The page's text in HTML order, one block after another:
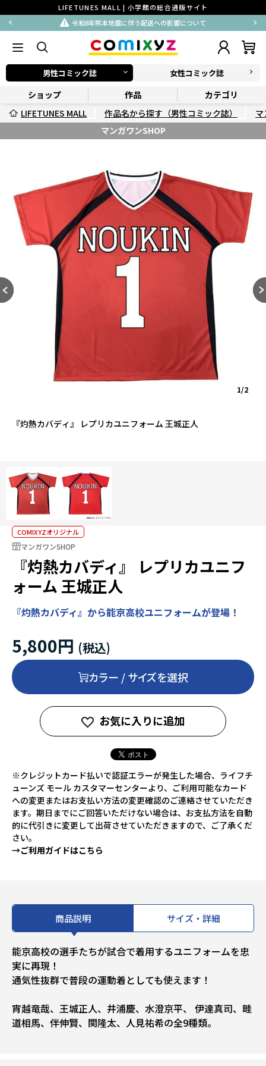
LIFETUNES MALL | 小学館の総合通販サイト
令和8年熊本地震に伴う配送への影響について
男性コミック誌 女性コミック誌
ショップ 作品
カテゴリ
LIFETUNES MALL
作品名から探す（男性コミック誌）
マンガワンSHOP
『灼熱カバディ』 レプリカユニフォーム 王城正人
1/2
COMIXYZオリジナル
マンガワンSHOP
『灼熱カバディ』 レプリカユニフ
ォーム 王城正人
『灼熱カバディ』から能京高校ユニフォームが登場！
5,800円
カラー / サイズを選択
お気に入りに追加
※クレジットカード払いで認証エラーが発生した場合、ライフチ
ューンズ モール カスタマーセンターより、ご利用可能なカード
への変更またはお支払い方法の変更確認のご連絡させていただき
ます。期日までにご回答いただけない場合は、お支払方法を自動
的に代引きに変更して出荷させていただきますので、ご了承くだ
さい。
→ご利用ガイドはこちら
商品説明 サイズ・詳細
能京高校の選手たちが試合で着用するユニフォームを忠
実に再現！
通気性抜群で普段の運動着としても使えます！
宵越竜哉、王城正人、井浦慶、水澄京平、 伊達真司、畦
道相馬、伴伸賢、関隆太、人見祐希の全9種類。